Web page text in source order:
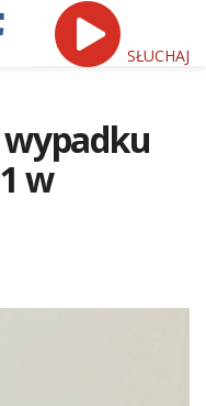
SŁUCHAJ
w